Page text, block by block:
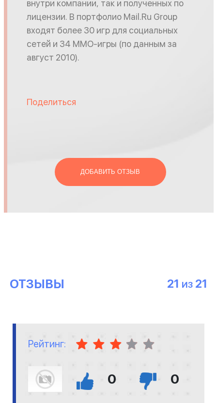
внутри компании, так и полученных по
лицензии. В портфолио Mail.Ru Group
входят более 30 игр для социальных
сетей и 34 MMO-игры (по данным за
август 2010).
Поделиться
ДОБАВИТЬ ОТЗЫВ
ОТЗЫВЫ 21 ИЗ 21
Рейтинг:
0 0